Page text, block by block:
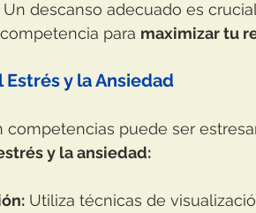
Un descanso adecuado es
para maximizar tu
Estrés y la Ansiedad
competencias puede ser
y la ansiedad:
Utiliza técnicas de